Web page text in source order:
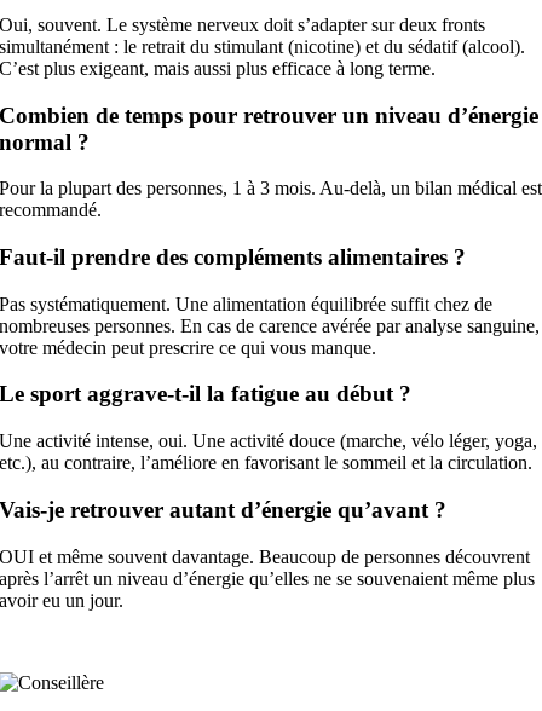
Oui, souvent. Le système nerveux doit s’adapter sur deux fronts
simultanément : le retrait du stimulant (nicotine) et du sédatif (alcool).
C’est plus exigeant, mais aussi plus efficace à long terme.
Combien de temps pour retrouver un niveau d’énergie
normal ?
Pour la plupart des personnes, 1 à 3 mois. Au-delà, un bilan médical est
recommandé.
Faut-il prendre des compléments alimentaires ?
Pas systématiquement. Une alimentation équilibrée suffit chez de
nombreuses personnes. En cas de carence avérée par analyse sanguine,
votre médecin peut prescrire ce qui vous manque.
Le sport aggrave-t-il la fatigue au début ?
Une activité intense, oui. Une activité douce (marche, vélo léger, yoga,
etc.), au contraire, l’améliore en favorisant le sommeil et la circulation.
Vais-je retrouver autant d’énergie qu’avant ?
OUI et même souvent davantage. Beaucoup de personnes découvrent
après l’arrêt un niveau d’énergie qu’elles ne se souvenaient même plus
avoir eu un jour.